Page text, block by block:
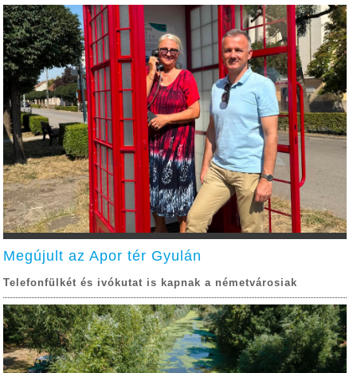
Megújult az Apor tér Gyulán
Telefonfülkét és ivókutat is kapnak a németvárosiak